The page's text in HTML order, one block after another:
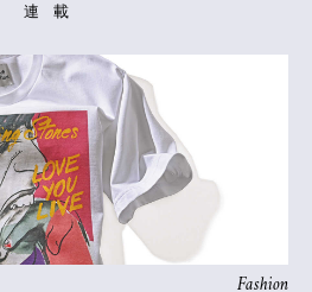
連 載
Fashion